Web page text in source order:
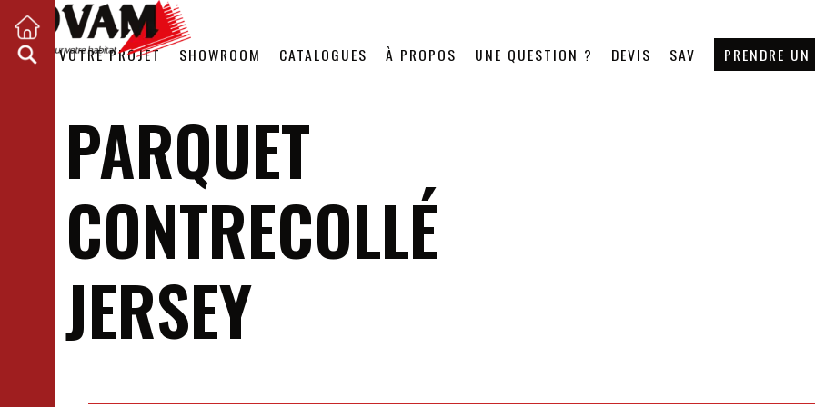
VOTRE PROJET SHOWROOM CATALOGUES À PROPOS UNE QUESTION ? DEVIS SAV PRENDRE
PARQUET
CONTRECOLLÉ
JERSEY